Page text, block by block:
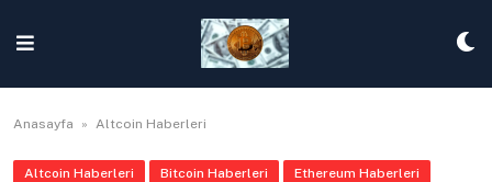
content
Anasayfa » Altcoin Haberleri
Altcoin Haberleri Bitcoin Haberleri Ethereum Haberleri